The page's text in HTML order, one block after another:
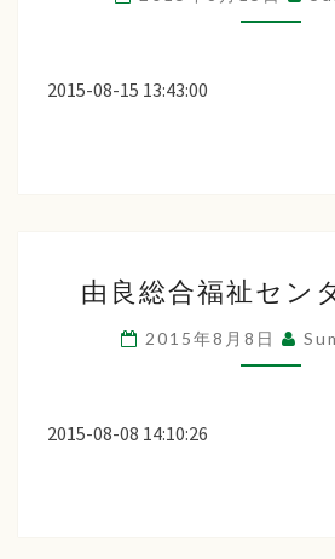
2015-08-15 13:43:00
良
総
合
由良総合福祉セン
2015年8月8日
2015-08-08 14:10:26